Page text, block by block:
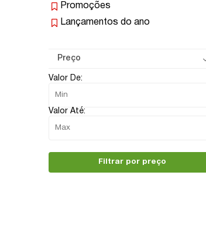
Promoções
Lançamentos do ano
Preço
Valor De:
Valor Até:
Filtrar por preço